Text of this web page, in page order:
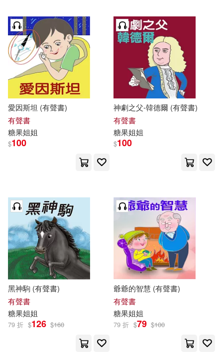
愛因斯坦 (有聲書)
有聲書
糖果姐姐
$100
神劇之父-韓德爾 (有聲書)
有聲書
糖果姐姐
$100
黑神駒 (有聲書)
有聲書
糖果姐姐
79 折 $126 $160
爺爺的智慧 (有聲書)
有聲書
糖果姐姐
79 折 $79 $100